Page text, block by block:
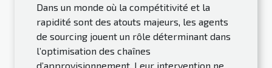
Dans un monde où la compétitivité et la
rapidité sont des atouts majeurs, les agents
de sourcing jouent un rôle déterminant dans
l’optimisation des chaînes
d’approvisionnement. Leur intervention ne